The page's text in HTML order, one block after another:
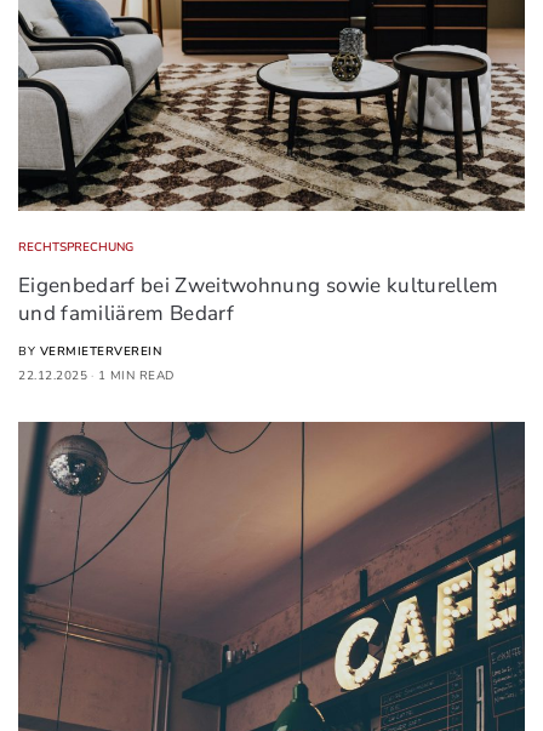
RECHTSPRECHUNG
Eigenbedarf bei Zweitwohnung sowie kulturellem
und familiärem Bedarf
BY VERMIETERVEREIN
22.12.2025
1 MIN READ